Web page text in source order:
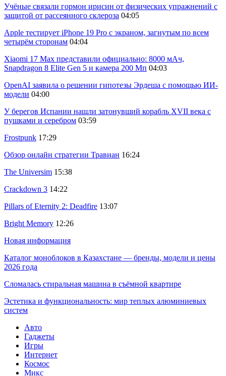
Учёные связали гормон ирисин от физических упражнений с
защитой от рассеянного склероза 04:05
Apple тестирует iPhone 19 Pro с экраном, загнутым по всем
четырём сторонам 04:04
Xiaomi 17 Max представили официально: 8000 мАч,
Snapdragon 8 Elite Gen 5 и камера 200 Мп 04:03
OpenAI заявила о решении гипотезы Эрдеша с помощью ИИ-
модели 04:00
У берегов Испании нашли затонувший корабль XVII века с
пушками и серебром 03:59
Frostpunk 17:29
Обзор онлайн стратегии Травиан 16:24
The Universim 15:38
Crackdown 3 14:22
Pillars of Eternity 2: Deadfire 13:07
Bright Memory 12:26
Новая информация
Каталог моноблоков в Казахстане — бренды, модели и цены
2026 года
Сломалась стиральная машина в съёмной квартире
Эстетика и функциональность: мир теплых алюминиевых
систем
Авто
Гаджеты
Игры
Интернет
Космос
Микс